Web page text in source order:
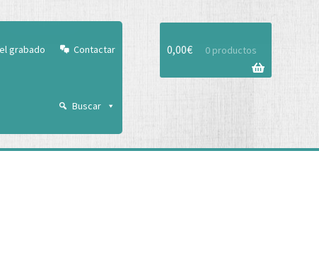
grabado Contactar
Buscar
0,00€ 0 productos
Aceptar